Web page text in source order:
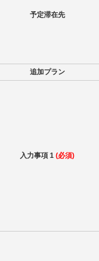
予定滞在先
追加プラン
入力事項 1 (必須)